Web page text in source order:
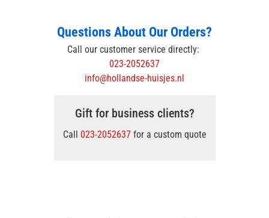
Questions About Our Orders?
Call our customer service directly:
023-2052637
info@hollandse-huisjes.nl
Gift for business clients?
Call 023-2052637for a custom quote